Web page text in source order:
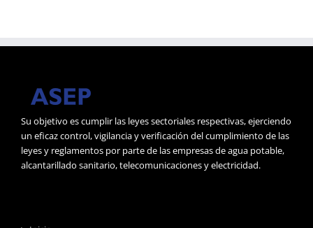
Su objetivo es cumplir las leyes sectoriales respectivas, ejerciendo
un eficaz control, vigilancia y verificación del cumplimiento de las
leyes y reglamentos por parte de las empresas de agua potable,
alcantarillado sanitario, telecomunicaciones y electricidad.